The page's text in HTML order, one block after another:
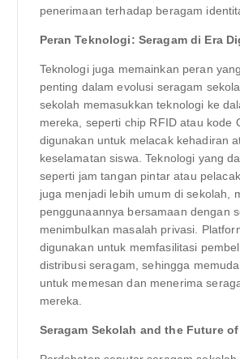
penerimaan terhadap beragam
Peran Teknologi: Seragam di Era
Teknologi juga memainkan peran
penting dalam evolusi seragam
sekolah memasukkan teknologi ke
mereka, seperti chip RFID atau kode
digunakan untuk melacak kehadiran
keselamatan siswa. Teknologi yang
seperti jam tangan pintar atau
juga menjadi lebih umum di sekolah,
penggunaannya bersamaan dengan
menimbulkan masalah privasi.
digunakan untuk memfasilitasi
distribusi seragam, sehingga
untuk memesan dan menerima
mereka.
Seragam Sekolah and the Future